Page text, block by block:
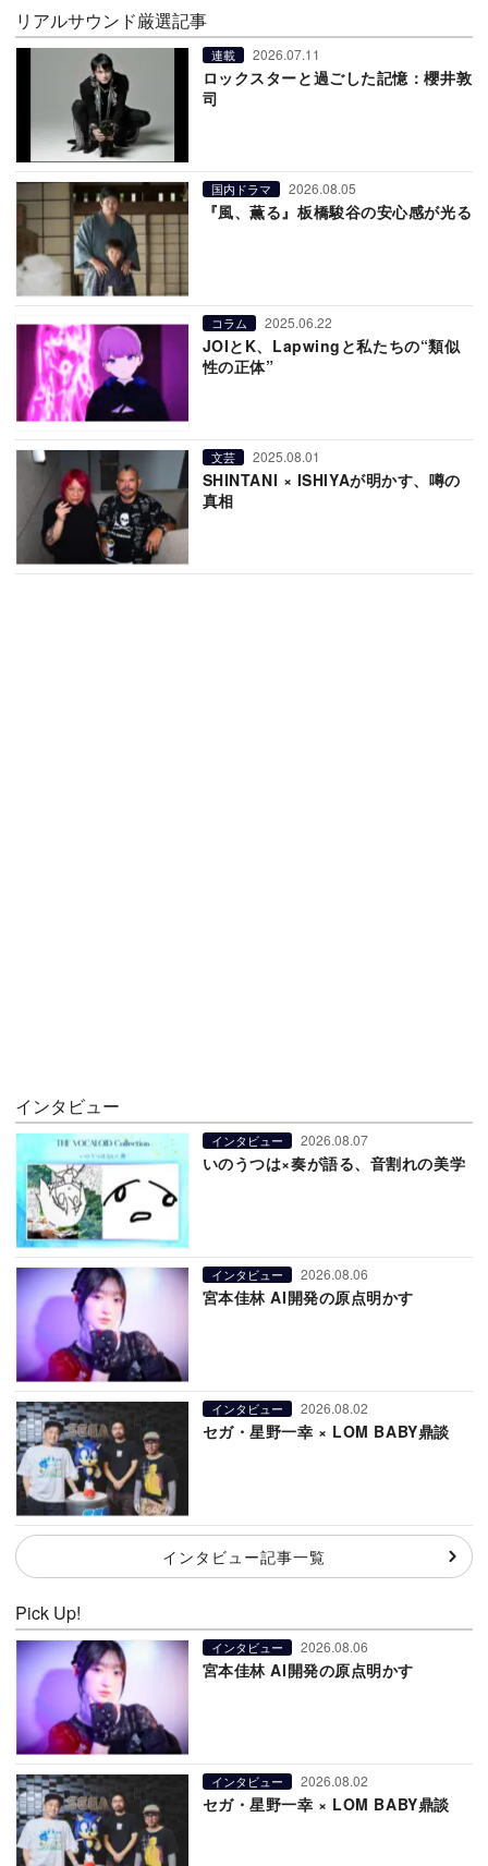
リアルサウンド厳選記事
連載 2026.07.11
ロックスターと過ごした記憶：櫻井敦
司
国内ドラマ 2026.08.05
『風、薫る』板橋駿谷の安心感が光る
コラム 2025.06.22
JOIとK、Lapwingと私たちの“類似
性の正体”
文芸 2025.08.01
SHINTANI × ISHIYAが明かす、噂の
真相
インタビュー
インタビュー 2026.08.07
いのうつは×奏が語る、音割れの美学
インタビュー 2026.08.06
宮本佳林 AI開発の原点明かす
インタビュー 2026.08.02
セガ・星野一幸 × LOM BABY鼎談
インタビュー記事一覧
Pick Up!
インタビュー 2026.08.06
宮本佳林 AI開発の原点明かす
インタビュー 2026.08.02
セガ・星野一幸 × LOM BABY鼎談